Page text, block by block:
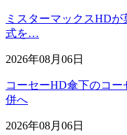
ミスターマックスHD
式を…
2026年08月06日
コーセーHD傘下のコ
併へ
2026年08月06日